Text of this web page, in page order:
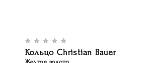
Кольцо Christian Bauer